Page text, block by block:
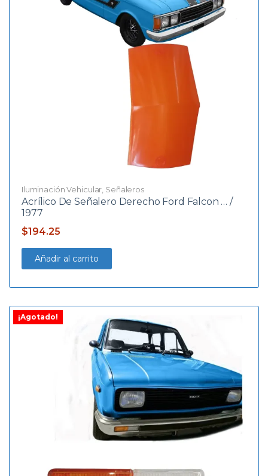
Iluminación Vehicular Señaleros
Acrílico De Señalero Derecho Ford Falcon … /
1977
$194.25
Añadir al carrito
¡Agotado!